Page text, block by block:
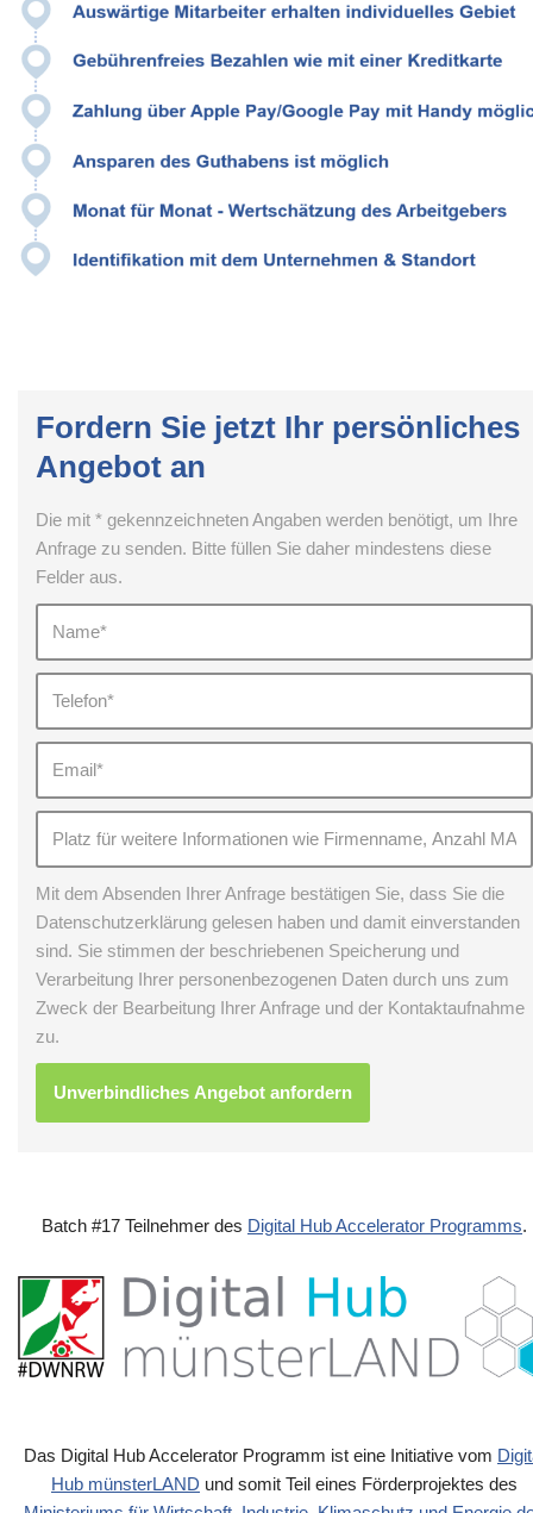
Fordern Sie jetzt Ihr persönliches
Angebot an
Die mit * gekennzeichneten Angaben werden benötigt, um Ihre
Anfrage zu senden. Bitte füllen Sie daher mindestens diese
Felder aus.
Mit dem Absenden Ihrer Anfrage bestätigen Sie, dass Sie die
Datenschutzerklärung gelesen haben und damit einverstanden
sind. Sie stimmen der beschriebenen Speicherung und
Verarbeitung Ihrer personenbezogenen Daten durch uns zum
Zweck der Bearbeitung Ihrer Anfrage und der Kontaktaufnahme
zu.
Batch #17 Teilnehmer des Digital Hub Accelerator Programms.
Das Digital Hub Accelerator Programm ist eine Initiative vom
Hub münsterLAND und somit Teil eines Förderprojektes des